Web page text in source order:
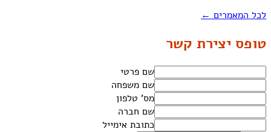
לכל המאמרים ←
טופס יצירת קשר
שם פרטי
שם משפחה
מס' טלפון
שם חברה
כתובת אימייל